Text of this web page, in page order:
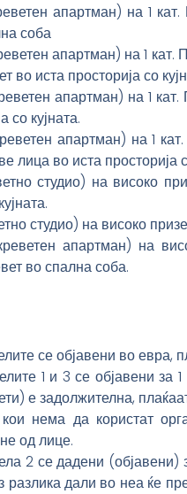
апартман) на 1
соба
апартман) на 1
во иста просторија со
апартман) на 1
со кујната.
апартман) на 1
лица во иста просторија
студио) на високо
студио) на високо
апартман) на
во спална соба.
се објавени во евра,
1 и 3 се објавени
е задолжителна,
нема да користат
од лице.
2 се дадени
разлика дали во неа ќе